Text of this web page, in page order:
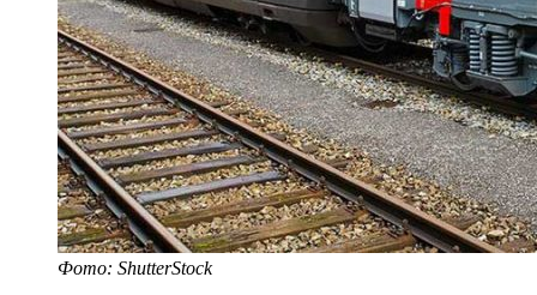
Фото: ShutterStock